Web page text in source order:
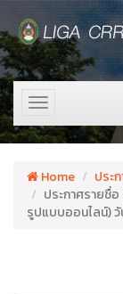
Toggle
navigation
Home
ประ
ประกาศรายชื่
รูปแบบออนไลน์)